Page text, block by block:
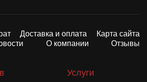
Доставка и оплата
Карта сайта
О компании Отзывы
Услуги